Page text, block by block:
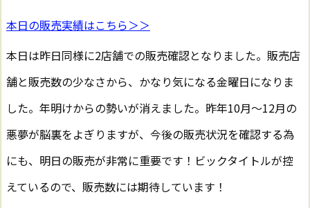
本日の販売実績はこちら＞＞
本日は昨日同様に2店舗での販売確認となりました。販売店
舗と販売数の少なさから、かなり気になる金曜日になりま
した。年明けからの勢いが消えました。昨年10月〜12月の
悪夢が脳裏をよぎりますが、今後の販売状況を確認する為
にも、明日の販売が非常に重要です！ビックタイトルが控
えているので、販売数には期待しています！